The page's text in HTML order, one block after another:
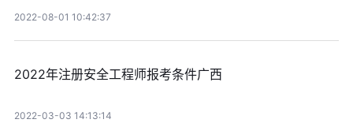
2022-08-01 10:42:37
2022年注册安全工程师报考条件广西
2022-03-03 14:13:14